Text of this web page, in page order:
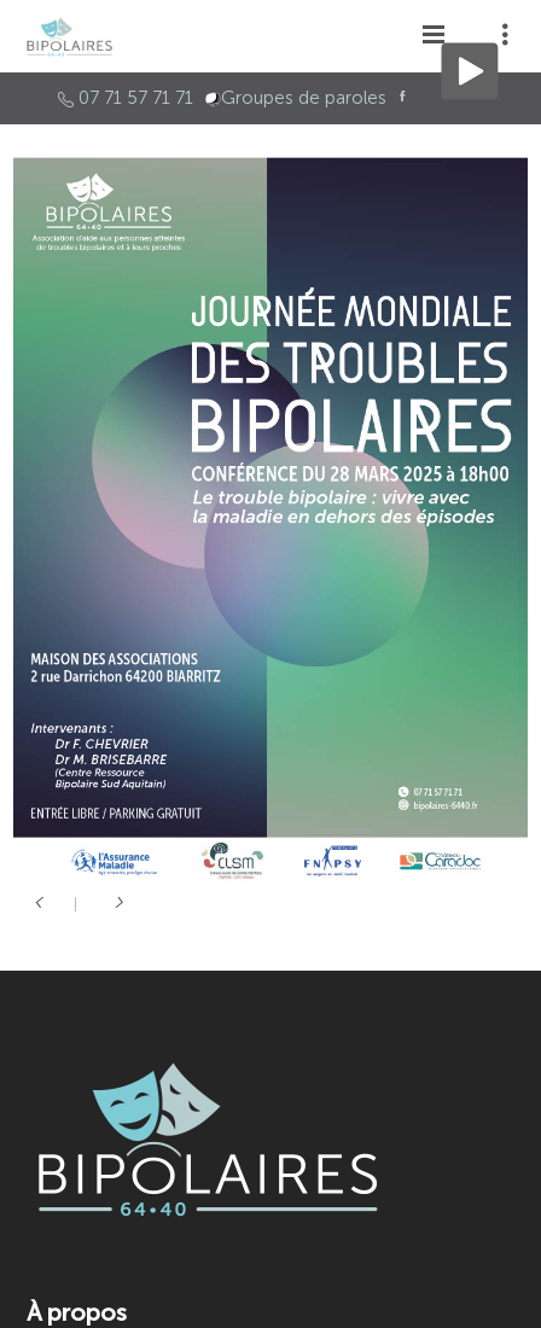
07 71 57 71 71 Groupes de paroles
À propos